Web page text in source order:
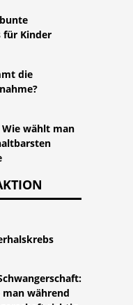
für Kinder
die
wählt man
man während